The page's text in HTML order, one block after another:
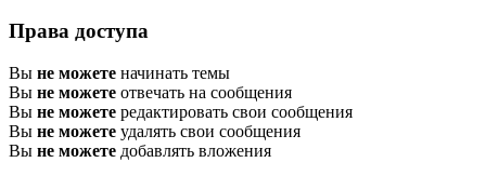
Права доступа
Вы не можете начинать темы
Вы не можете отвечать на сообщения
Вы не можете редактировать свои сообщения
Вы не можете удалять свои сообщения
Вы не можете добавлять вложения